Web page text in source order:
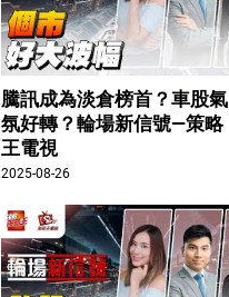
騰訊成為淡倉榜首？車股氣
氛好轉？輪場新信號—策略
王電視
2025-08-26